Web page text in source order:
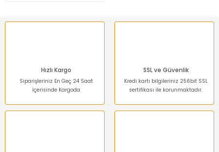
Hızlı Kargo
Siparişleriniz En Geç 24 Saat
İçerisinde Kargoda
SSL ve Güvenlik
Kredi kartı bilgileriniz 256bit SSL
sertifikası ile korunmaktadır.